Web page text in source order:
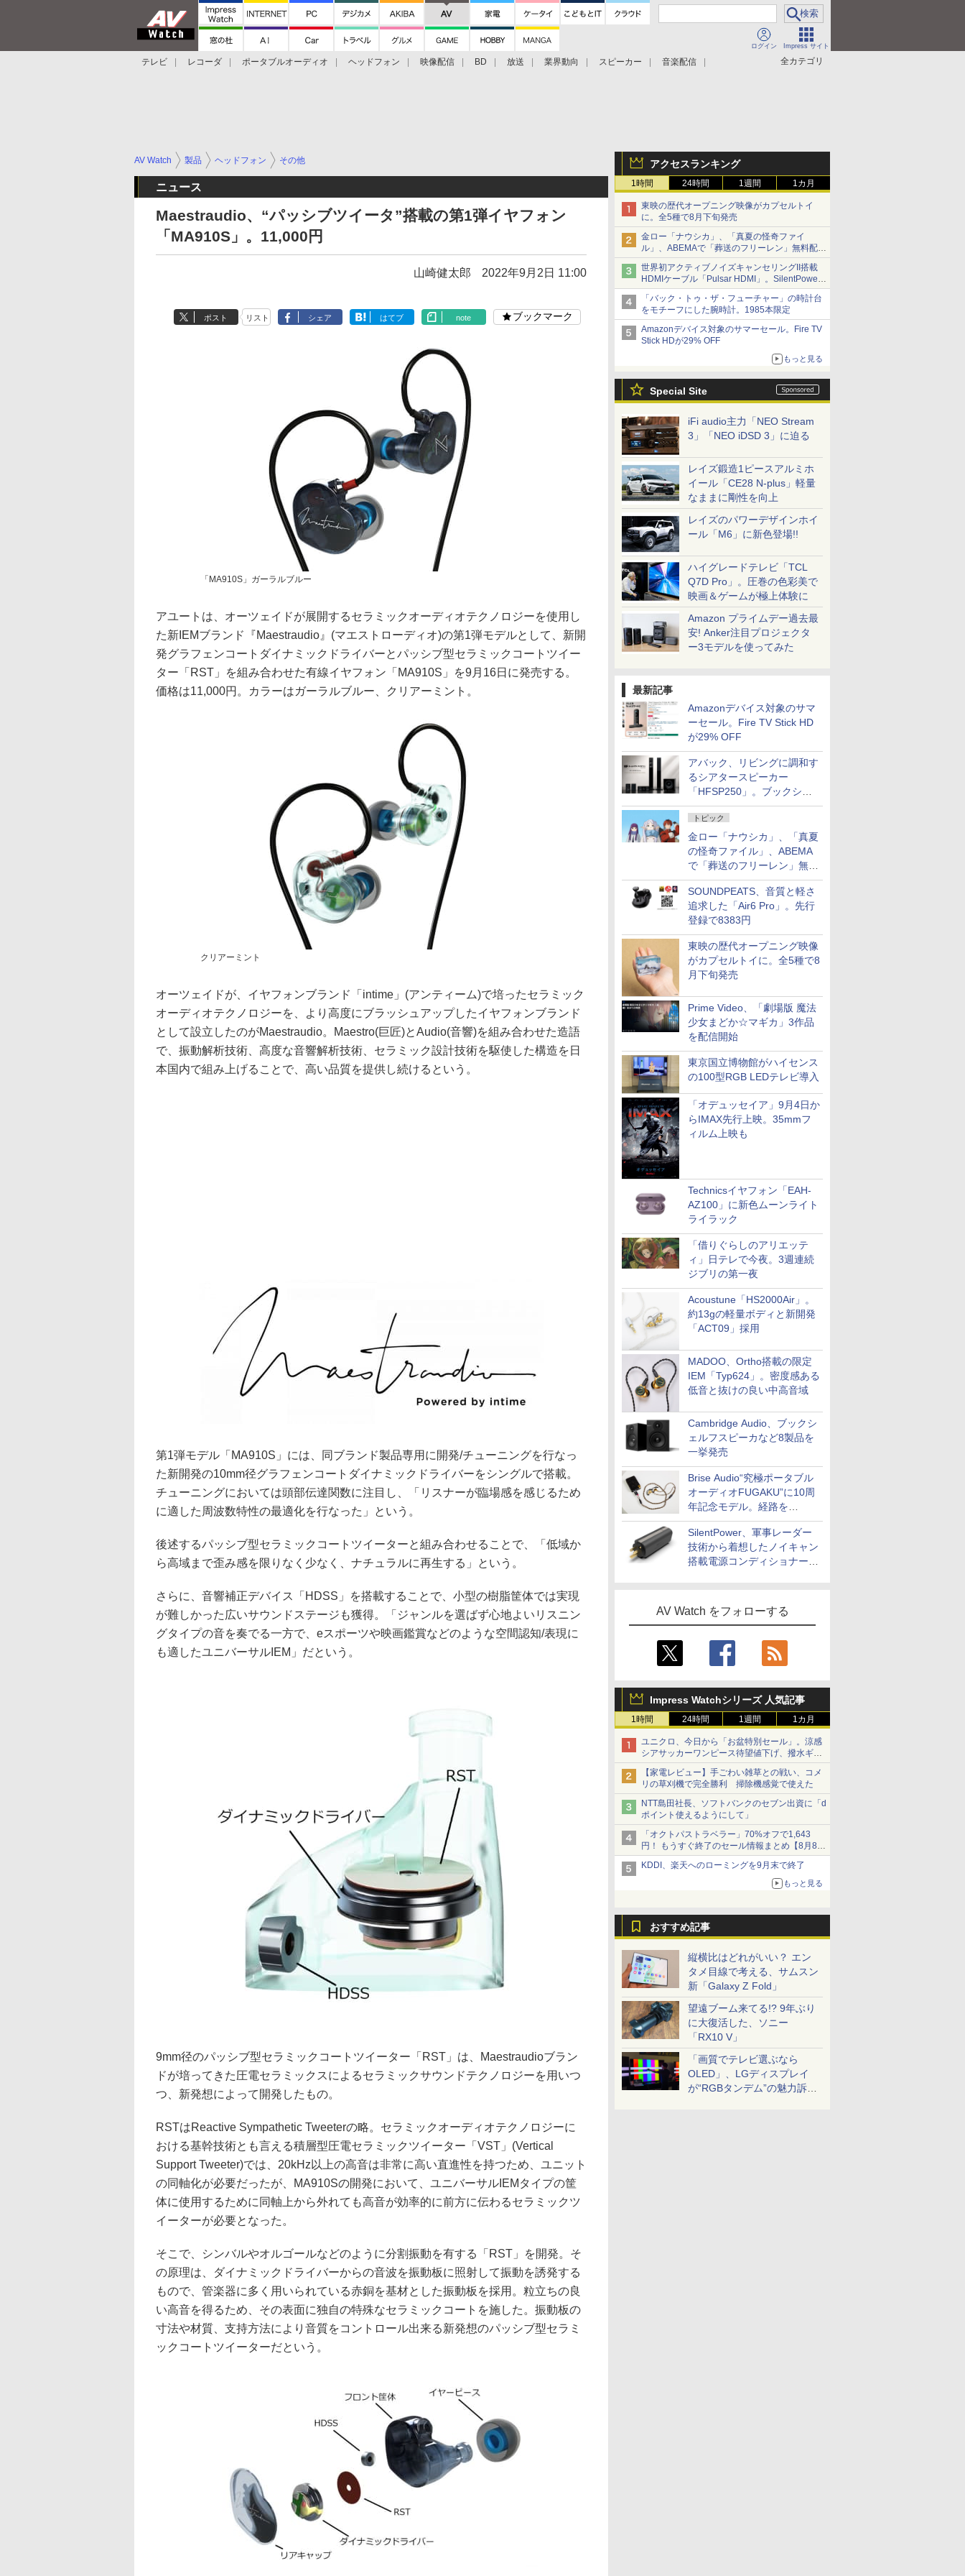
ログイン Impress サイト
全カテゴリ
テレビ レコーダ ポータブルオーディオ ヘッドフォン 映像配信 BD 放送 業界動向 スピーカー
音楽配信
アクセスランキング
1時間 24時間 1週間 1カ月
東映の歴代オープニング映像がカプセルトイ
に。全5種で8月下旬発売
金ロー「ナウシカ」、「真夏の怪奇ファイ
ル」、ABEMAで「葬送のフリーレン」無料配信
など。夏の特番・配信情報
世界初アクティブノイズキャンセリングII搭載
HDMIケーブル「Pulsar HDMI」。SilentPower
から
「バック・トゥ・ザ・フューチャー」の時計台
をモチーフにした腕時計。1985本限定
Amazonデバイス対象のサマーセール。Fire TV
Stick HDが29% OFF
もっと見る
Special Site
iFi audio主力「NEO Stream
3」「NEO iDSD 3」に迫る
レイズ鍛造1ピースアルミホ
イール「CE28 N-plus」軽量
なままに剛性を向上
レイズのパワーデザインホイ
ール「M6」に新色登場!!
ハイグレードテレビ「TCL
Q7D Pro」。圧巻の色彩美で
映画＆ゲームが極上体験に
Amazon プライムデー過去最
安! Anker注目プロジェクタ
ー3モデルを使ってみた
最新記事
Amazonデバイス対象のサマ
ーセール。Fire TV Stick HD
が29% OFF
アバック、リビングに調和す
るシアタースピーカー
「HFSP250」。ブックシェ
ルフはペア3万円以下
トピック
金ロー「ナウシカ」、「真夏
の怪奇ファイル」、ABEMA
で「葬送のフリーレン」無料
配信など。夏の特番・配信情
報
SOUNDPEATS、音質と軽さ
追求した「Air6 Pro」。先行
登録で8383円
東映の歴代オープニング映像
がカプセルトイに。全5種で8
月下旬発売
Prime Video、「劇場版 魔法
少女まどか☆マギカ」3作品
を配信開始
東京国立博物館がハイセンス
の100型RGB LEDテレビ導入
「オデュッセイア」9月4日か
らIMAX先行上映。35mmフ
ィルム上映も
Technicsイヤフォン「EAH-
AZ100」に新色ムーンライト
ライラック
「借りぐらしのアリエッテ
ィ」日テレで今夜。3週連続
ジブリの第一夜
Acoustune「HS2000Air」。
約13gの軽量ボディと新開発
「ACT09」採用
MADOO、Ortho搭載の限定
IEM「Typ624」。密度感ある
低音と抜けの良い中高音域
Cambridge Audio、ブックシ
ェルフスピーカなど8製品を
一挙発売
Brise Audio“究極ポータブル
オーディオFUGAKU”に10周
年記念モデル。経路を
NISHIKIで統一。400万円
SilentPower、軍事レーダー
技術から着想したノイキャン
搭載電源コンディショナー
AV Watch をフォローする
Impress Watchシリーズ 人気記事
1時間 24時間 1週間 1カ月
ユニクロ、今日から「お盆特別セール」。涼感
シアサッカーワンピース待望値下げ、撥水ギア
ショーツは1990円に
【家電レビュー】手ごわい雑草との戦い、コメ
リの草刈機で完全勝利 掃除機感覚で使えた
NTT島田社長、ソフトバンクのセブン出資に「d
ポイント使えるようにして」
「オクトパストラベラー」70%オフで1,643
円！ もうすぐ終了のセール情報まとめ【8月8日
更新】
ニンテンドーeショップでは「大神 絶景版」が
KDDI、楽天へのローミングを9月末で終了
もっと見る
おすすめ記事
縦横比はどれがいい？ エン
タメ目線で考える、サムスン
新「Galaxy Z Fold」
望遠ブーム来てる!? 9年ぶり
に大復活した、ソニー
「RX10 V」
「画質でテレビ選ぶなら
OLED」、LGディスプレイ
が“RGBタンデム”の魅力訴
AV Watch 製品 ヘッドフォン その他
ニュース
Maestraudio、“パッシブツイータ”搭載の第1弾イヤフォン
「MA910S」。11,000円
山崎健太郎 2022年9月2日 11:00
ポスト リスト シェア はてブ note ブックマーク
「MA910S」ガーラルブルー
アユートは、オーツェイドが展開するセラミックオーディオテクノロジーを使用し
た新IEMブランド『Maestraudio』(マエストローディオ)の第1弾モデルとして、新開
発グラフェンコートダイナミックドライバーとパッシブ型セラミックコートツイー
ター「RST」を組み合わせた有線イヤフォン「MA910S」を9月16日に発売する。
価格は11,000円。カラーはガーラルブルー、クリアーミント。
クリアーミント
オーツェイドが、イヤフォンブランド「intime」(アンティーム)で培ったセラミック
オーディオテクノロジーを、より高度にブラッシュアップしたイヤフォンブランド
として設立したのがMaestraudio。Maestro(巨匠)とAudio(音響)を組み合わせた造語
で、振動解析技術、高度な音響解析技術、セラミック設計技術を駆使した構造を日
本国内で組み上げることで、高い品質を提供し続けるという。
第1弾モデル「MA910S」には、同ブランド製品専用に開発/チューニングを行なっ
た新開発の10mm径グラフェンコートダイナミックドライバーをシングルで搭載。
チューニングにおいては頭部伝達関数に注目し、「リスナーが臨場感を感じるため
に適した周波数特性の最適化を行なった」という。
後述するパッシブ型セラミックコートツイーターと組み合わせることで、「低域か
ら高域まで歪み感を限りなく少なく、ナチュラルに再生する」という。
さらに、音響補正デバイス「HDSS」を搭載することで、小型の樹脂筐体では実現
が難しかった広いサウンドステージも獲得。「ジャンルを選ばず心地よいリスニン
グタイプの音を奏でる一方で、eスポーツや映画鑑賞などのような空間認知/表現に
も適したユニバーサルIEM」だという。
9mm径のパッシブ型セラミックコートツイーター「RST」は、Maestraudioブラン
ドが培ってきた圧電セラミックスによるセラミックサウンドテクノロジーを用いつ
つ、新発想によって開発したもの。
RSTはReactive Sympathetic Tweeterの略。セラミックオーディオテクノロジーに
おける基幹技術とも言える積層型圧電セラミックツイーター「VST」(Vertical
Support Tweeter)では、20kHz以上の高音は非常に高い直進性を持つため、ユニット
の同軸化が必要だったが、MA910Sの開発において、ユニバーサルIEMタイプの筐
体に使用するために同軸上から外れても高音が効率的に前方に伝わるセラミックツ
イーターが必要となった。
そこで、シンバルやオルゴールなどのように分割振動を有する「RST」を開発。そ
の原理は、ダイナミックドライバーからの音波を振動板に照射して振動を誘発する
もので、管楽器に多く用いられている赤銅を基材とした振動板を採用。粒立ちの良
い高音を得るため、その表面に独自の特殊なセラミックコートを施した。振動板の
寸法や材質、支持方法により音質をコントロール出来る新発想のパッシブ型セラミ
ックコートツイーターだという。